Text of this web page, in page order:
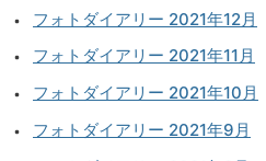
フォトダイアリー 2021年12月
フォトダイアリー 2021年11月
フォトダイアリー 2021年10月
フォトダイアリー 2021年9月